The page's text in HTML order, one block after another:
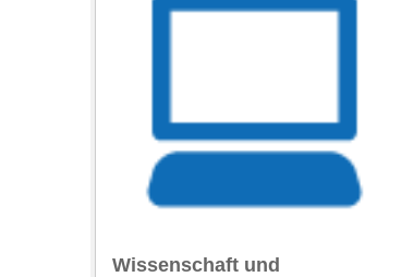
Wissenschaft und